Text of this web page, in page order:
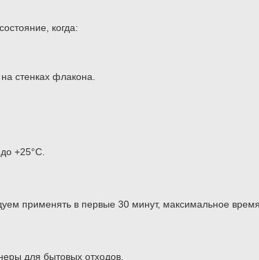
когда:
стенках флакона.
+25°С.
применять в первые 30 минут, максимальное
для бытовых отходов.